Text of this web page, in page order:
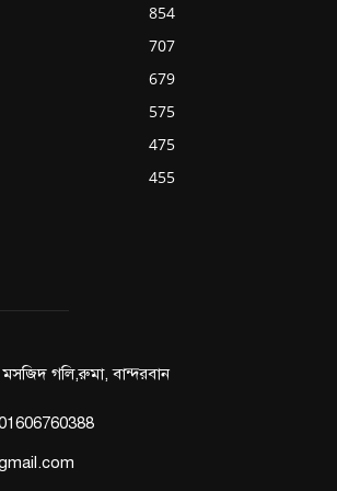
854
707
679
575
475
455
মসজিদ গলি,রুমা, বান্দরবান